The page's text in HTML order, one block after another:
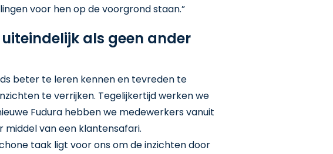
voor hen op de voorgrond staan.”
als geen ander
beter te leren kennen en tevreden te
te verrijken. Tegelijkertijd werken we
Fudura hebben we medewerkers vanuit
middel van een klantensafari.
taak ligt voor ons om de inzichten door